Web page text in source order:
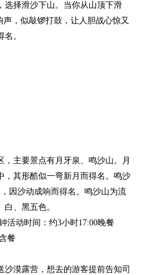
选择滑沙下山。当你从山顶下滑
声，似敲锣打鼓，让人胆战心惊又
。
，主要景点有月牙泉、鸣沙山。月
，其形酷似一弯新月而得名。鸣沙
因沙动成响而得名。鸣沙山为流
、黑五色。
活动时间：约3小时17:00晚餐
餐
沙漠露营，想去的游客提前告知司